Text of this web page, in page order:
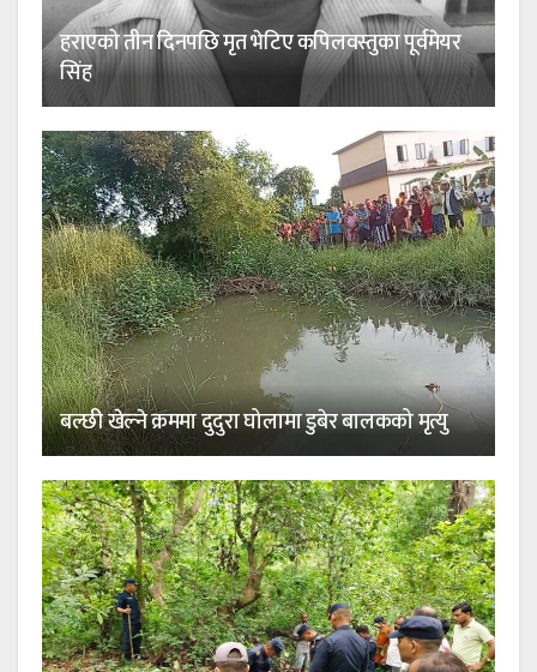
हराएको तीन दिनपछि मृत भेटिए कपिलवस्तुका पूर्वमेयर
सिंह
बल्छी खेल्ने क्रममा दुदुरा घोलामा डुबेर बालकको मृत्यु